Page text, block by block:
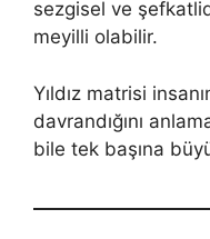
sezgisel ve
meyilli olabilir.
Yıldız matrisi
davrandığını
bile tek başına